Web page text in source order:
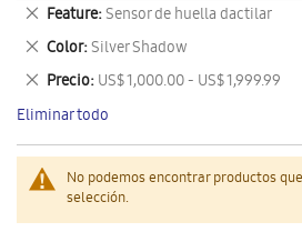
No podemos encontrar productos
selección.
Feature Sensor de huella dactilar
Eliminar
este
artículo
Color Silver Shadow
Eliminar
este
artículo
Precio US$ 1,000.00 - US$ 1,999.99
Eliminar
este
artículo
Eliminar todo